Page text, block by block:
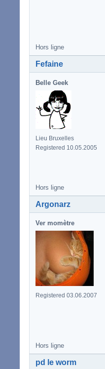
Hors ligne
Fefaine
Belle Geek
Lieu Bruxelles
Registered 10.05.2005
Hors ligne
Argonarz
Ver momètre
Registered 03.06.2007
Hors ligne
pd le worm